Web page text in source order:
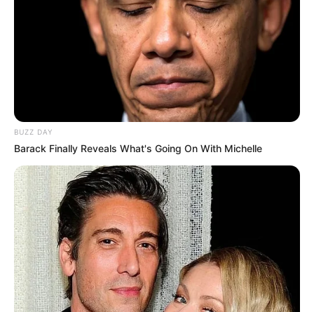
BUZZ DAY
Barack Finally Reveals What's Going On With Michelle